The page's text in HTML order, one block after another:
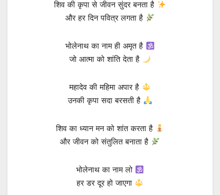
शिव की कृपा से जीवन सुंदर बनता है
और हर दिन पवित्र लगता है
भोलेनाथ का नाम ही अमृत है
जो आत्मा को शांति देता है
महादेव की महिमा अपार है
उनकी कृपा सदा बरसती है
शिव का ध्यान मन को शांत करता है
और जीवन को संतुलित बनाता है
भोलेनाथ का नाम लो
हर डर दूर हो जाएगा